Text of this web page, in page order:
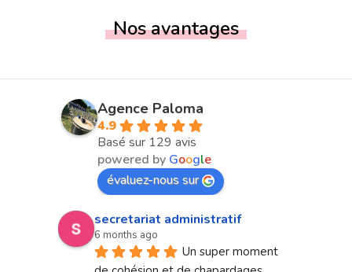
Nos avantages
Agence Paloma
4.9
Basé sur 129 avis
powered by Google
évaluez-nous sur
secretariat administratif
6 months ago
Un super moment